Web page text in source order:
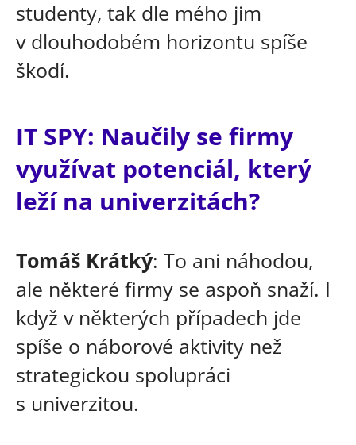
studenty, tak dle mého jim
v dlouhodobém horizontu spíše
škodí.
IT SPY: Naučily se firmy
využívat potenciál, který
leží na univerzitách?
Tomáš Krátký: To ani náhodou,
ale některé firmy se aspoň snaží. I
když v některých případech jde
spíše o náborové aktivity než
strategickou spolupráci
s univerzitou.